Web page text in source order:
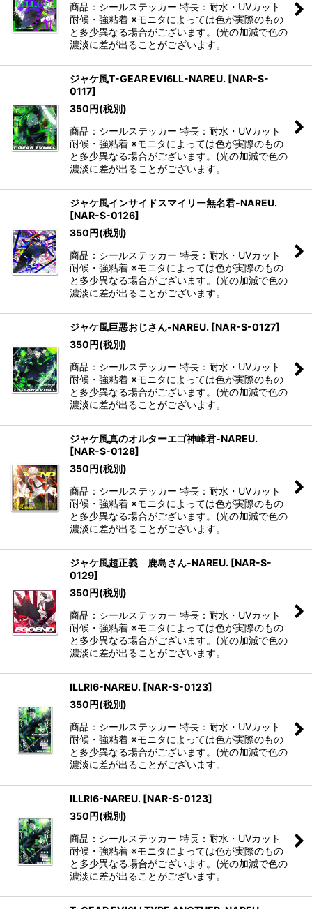
商品：シールステッカー 特長：耐水・UVカット
耐候・強粘着 ※モニタによっては色が実際のもの
と多少異なる場合がございます。(光の加減で色の
濃淡に差が出ることがございます。
ジャケ風T-GEAR EVI6LL-NAREU. [NAR-S-
0117]
350円(税別)
商品：シールステッカー 特長：耐水・UVカット
耐候・強粘着 ※モニタによっては色が実際のもの
と多少異なる場合がございます。(光の加減で色の
濃淡に差が出ることがございます。
ジャケ風インサイドスマイリー無名君-NAREU.
[NAR-S-0126]
350円(税別)
商品：シールステッカー 特長：耐水・UVカット
耐候・強粘着 ※モニタによっては色が実際のもの
と多少異なる場合がございます。(光の加減で色の
濃淡に差が出ることがございます。
ジャケ風巨悪おじさん-NAREU. [NAR-S-0127]
350円(税別)
商品：シールステッカー 特長：耐水・UVカット
耐候・強粘着 ※モニタによっては色が実際のもの
と多少異なる場合がございます。(光の加減で色の
濃淡に差が出ることがございます。
ジャケ風真のオルターエゴ神峰君-NAREU.
[NAR-S-0128]
350円(税別)
商品：シールステッカー 特長：耐水・UVカット
耐候・強粘着 ※モニタによっては色が実際のもの
と多少異なる場合がございます。(光の加減で色の
濃淡に差が出ることがございます。
ジャケ風超正義 鹿島さん-NAREU. [NAR-S-
0129]
350円(税別)
商品：シールステッカー 特長：耐水・UVカット
耐候・強粘着 ※モニタによっては色が実際のもの
と多少異なる場合がございます。(光の加減で色の
濃淡に差が出ることがございます。
ILLRI6-NAREU. [NAR-S-0123]
350円(税別)
商品：シールステッカー 特長：耐水・UVカット
耐候・強粘着 ※モニタによっては色が実際のもの
と多少異なる場合がございます。(光の加減で色の
濃淡に差が出ることがございます。
ILLRI6-NAREU. [NAR-S-0123]
350円(税別)
商品：シールステッカー 特長：耐水・UVカット
耐候・強粘着 ※モニタによっては色が実際のもの
と多少異なる場合がございます。(光の加減で色の
濃淡に差が出ることがございます。